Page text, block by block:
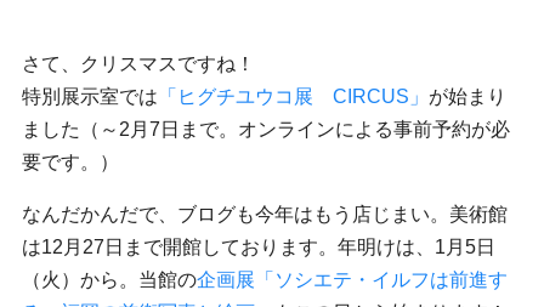
さて、クリスマスですね！
特別展示室では 「ヒグチユウコ展 CIRCUS」 が始まり
ました（～2月7日まで。オンラインによる事前予約が必
要です。）
なんだかんだで、ブログも今年はもう店じまい。美術館
は12月27日まで開館しております。年明けは、1月5日
（火）から。当館の企画展「ソシエテ・イルフは前進す